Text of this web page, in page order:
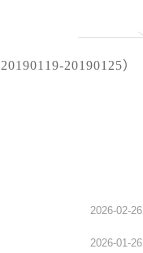
20190125）
2026-02-26
2026-01-26